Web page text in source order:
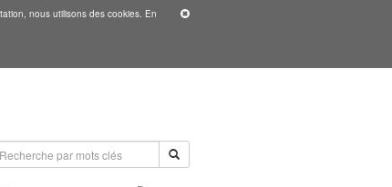
nous utilisons des cookies. En